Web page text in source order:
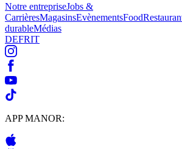
Notre entrepriseJobs &
CarrièresMagasinsEvènementsFood
durableMédias
DEFRIT
APP MANOR: